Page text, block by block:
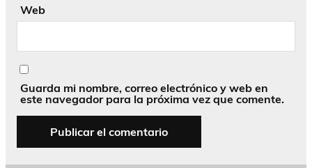
Web
Guarda mi nombre, correo electrónico y web en
este navegador para la próxima vez que comente.